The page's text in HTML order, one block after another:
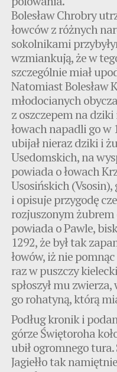
Bolesław Chrobry
łowców z różnych
sokolnikami
wzmiankują, że w
szczególnie miał
Natomiast Bolesław
młodocianych
z oszczepem na
łowach napadli go w
ubijał nieraz dziki i
Usedomskich, na
powiada o łowach
Usosińskich
i opisuje przygodę
rozjuszonym żubrem
powiada o Pawle,
1292, że był tak
łowów, iż nie
raz w puszczy
spłoszył mu
go rohatyną, którą
Podług kronik i
górze Świętoroha
ubił ogromnego
Jagiełło tak